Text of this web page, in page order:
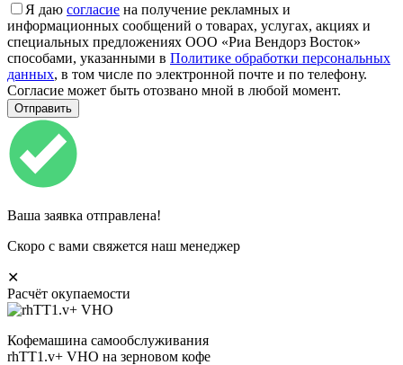
Я даю согласие на получение рекламных и
информационных сообщений о товарах, услугах, акциях и
специальных предложениях ООО «Риа Вендорз Восток»
способами, указанными в Политике обработки персональных
данных, в том числе по электронной почте и по телефону.
Согласие может быть отозвано мной в любой момент.
Ваша заявка отправлена!
Скоро с вами свяжется наш менеджер
✕
Расчёт окупаемости
Кофемашина самообслуживания
rhTT1.v+ VHO на зерновом кофе